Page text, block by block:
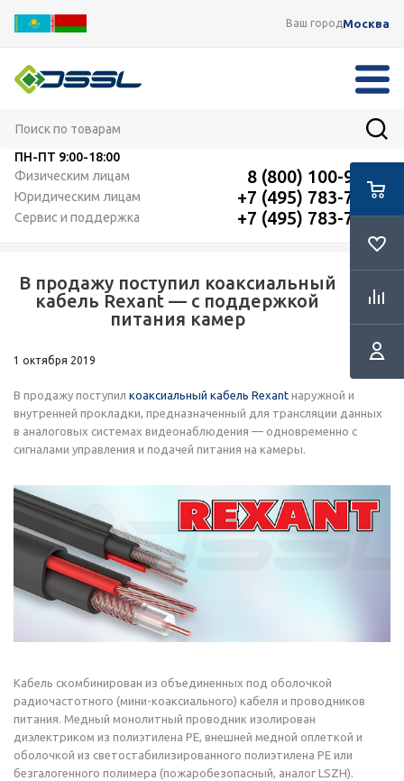
Ваш городМосква
ПН-ПТ 9:00-18:00
Физическим лицам
8 (800) 100-91-12
Юридическим лицам +7 (495) 783-72-87
Сервис и поддержка +7 (495) 783-72-87
В продажу поступил коаксиальный
кабель Rexant — с поддержкой
питания камер
RSS
1 октября 2019
В продажу поступил коаксиальный кабель Rexant наружной и
внутренней прокладки, предназначенный для трансляции данных
в аналоговых системах видеонаблюдения — одновременно с
сигналами управления и подачей питания на камеры.
Кабель скомбинирован из объединенных под оболочкой
радиочастотного (мини-коаксиального) кабеля и проводников
питания. Медный монолитный проводник изолирован
диэлектриком из полиэтилена PE, внешней медной оплеткой и
оболочкой из светостабилизированного полиэтилена PE или
безгалогенного полимера (пожаробезопасный, аналог LSZH).